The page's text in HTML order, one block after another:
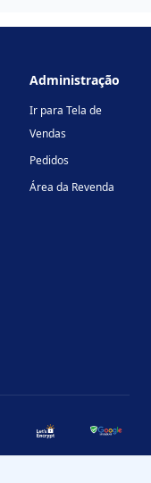
Administração
Ir para Tela de
Vendas
Pedidos
Área da Revenda